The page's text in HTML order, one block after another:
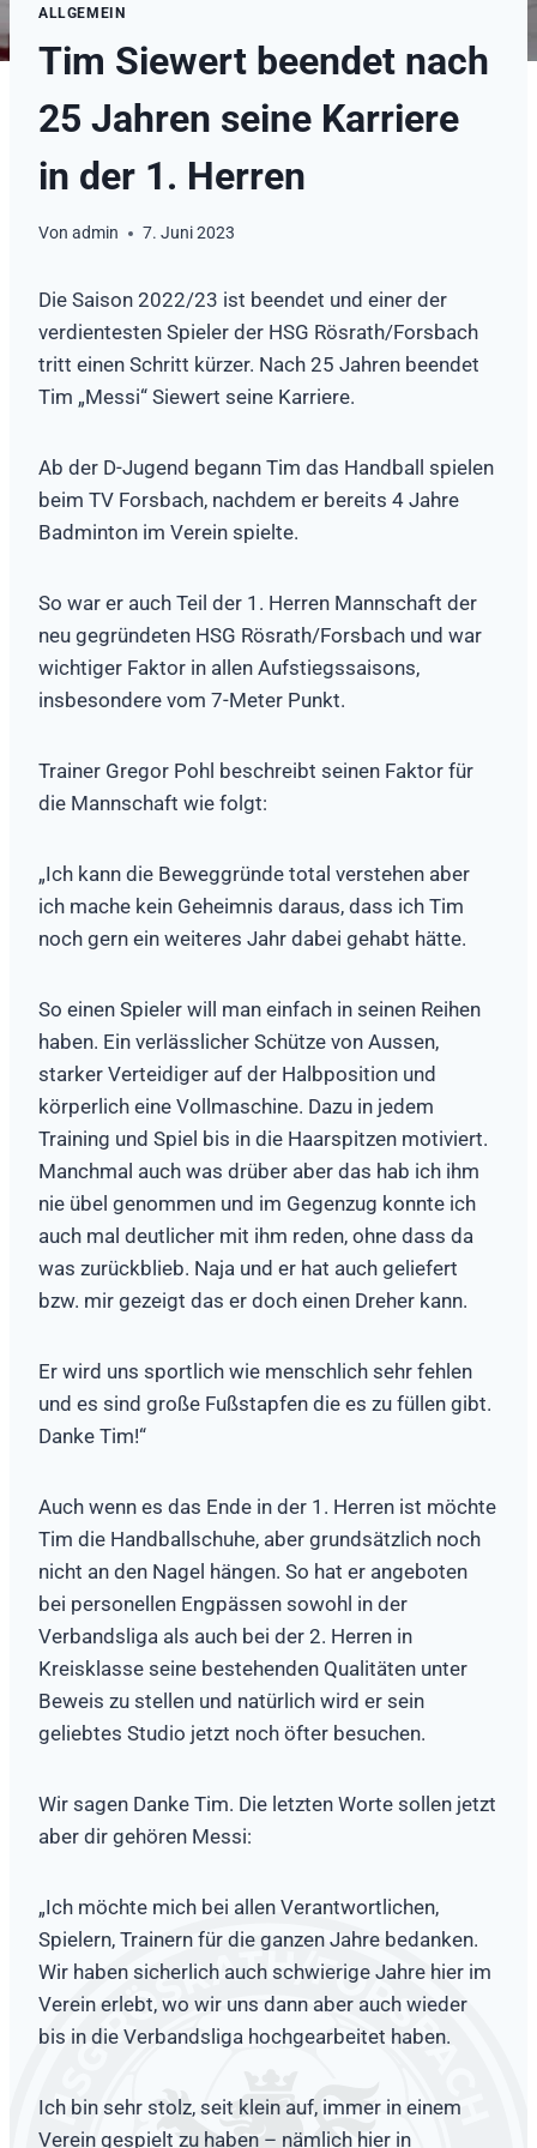
ALLGEMEIN
Tim Siewert beendet nach
25 Jahren seine Karriere
in der 1. Herren
Von admin 7. Juni 2023
Die Saison 2022/23 ist beendet und einer der
verdientesten Spieler der HSG Rösrath/Forsbach
tritt einen Schritt kürzer. Nach 25 Jahren beendet
Tim „Messi“ Siewert seine Karriere.
Ab der D-Jugend begann Tim das Handball spielen
beim TV Forsbach, nachdem er bereits 4 Jahre
Badminton im Verein spielte.
So war er auch Teil der 1. Herren Mannschaft der
neu gegründeten HSG Rösrath/Forsbach und war
wichtiger Faktor in allen Aufstiegssaisons,
insbesondere vom 7-Meter Punkt.
Trainer Gregor Pohl beschreibt seinen Faktor für
die Mannschaft wie folgt:
„Ich kann die Beweggründe total verstehen aber
ich mache kein Geheimnis daraus, dass ich Tim
noch gern ein weiteres Jahr dabei gehabt hätte.
So einen Spieler will man einfach in seinen Reihen
haben. Ein verlässlicher Schütze von Aussen,
starker Verteidiger auf der Halbposition und
körperlich eine Vollmaschine. Dazu in jedem
Training und Spiel bis in die Haarspitzen motiviert.
Manchmal auch was drüber aber das hab ich ihm
nie übel genommen und im Gegenzug konnte ich
auch mal deutlicher mit ihm reden, ohne dass da
was zurückblieb. Naja und er hat auch geliefert
bzw. mir gezeigt das er doch einen Dreher kann.
Er wird uns sportlich wie menschlich sehr fehlen
und es sind große Fußstapfen die es zu füllen gibt.
Danke Tim!“
Auch wenn es das Ende in der 1. Herren ist möchte
Tim die Handballschuhe, aber grundsätzlich noch
nicht an den Nagel hängen. So hat er angeboten
bei personellen Engpässen sowohl in der
Verbandsliga als auch bei der 2. Herren in
Kreisklasse seine bestehenden Qualitäten unter
Beweis zu stellen und natürlich wird er sein
geliebtes Studio jetzt noch öfter besuchen.
Wir sagen Danke Tim. Die letzten Worte sollen jetzt
aber dir gehören Messi:
„Ich möchte mich bei allen Verantwortlichen,
Spielern, Trainern für die ganzen Jahre bedanken.
Wir haben sicherlich auch schwierige Jahre hier im
Verein erlebt, wo wir uns dann aber auch wieder
bis in die Verbandsliga hochgearbeitet haben.
Ich bin sehr stolz, seit klein auf, immer in einem
Verein gespielt zu haben – nämlich hier in